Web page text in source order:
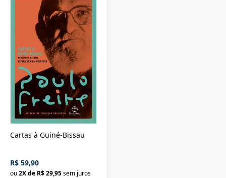
Cartas à Guiné-Bissau
R$ 59,90
ou2X de R$ 29,95sem juros